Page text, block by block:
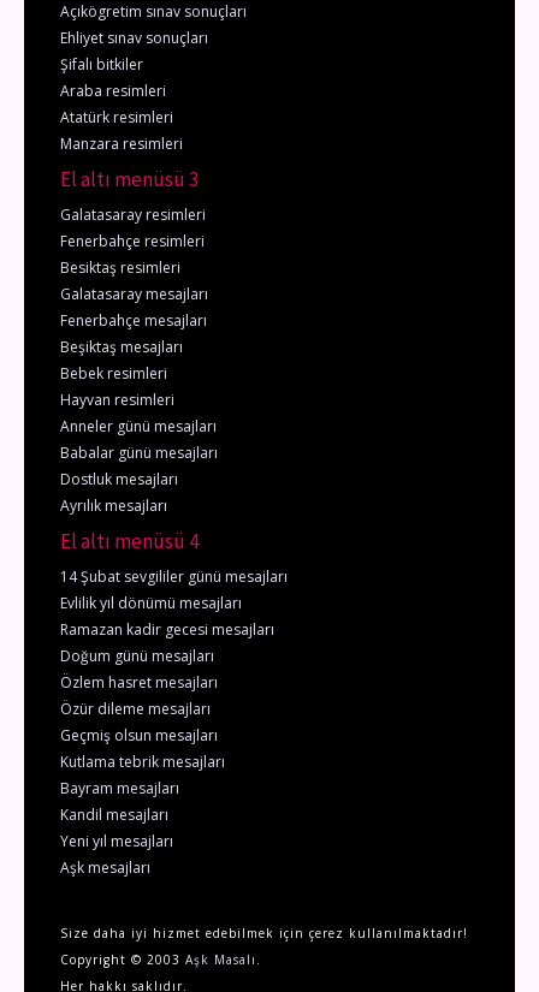
Açıkögretim sınav sonuçları
Ehliyet sınav sonuçları
Şifalı bitkiler
Araba resimleri
Atatürk resimleri
Manzara resimleri
El altı menüsü 3
Galatasaray resimleri
Fenerbahçe resimleri
Besiktaş resimleri
Galatasaray mesajları
Fenerbahçe mesajları
Beşiktaş mesajları
Bebek resimleri
Hayvan resimleri
Anneler günü mesajları
Babalar günü mesajları
Dostluk mesajları
Ayrılık mesajları
El altı menüsü 4
14 Şubat sevgililer günü mesajları
Evlilik yıl dönümü mesajları
Ramazan kadir gecesi mesajları
Doğum günü mesajları
Özlem hasret mesajları
Özür dileme mesajları
Geçmiş olsun mesajları
Kutlama tebrik mesajları
Bayram mesajları
Kandil mesajları
Yeni yıl mesajları
Aşk mesajları
Size daha iyi hizmet edebilmek için çerez kullanılmaktadır!
Copyright © 2003 Aşk Masalı .
Her hakkı saklıdır.